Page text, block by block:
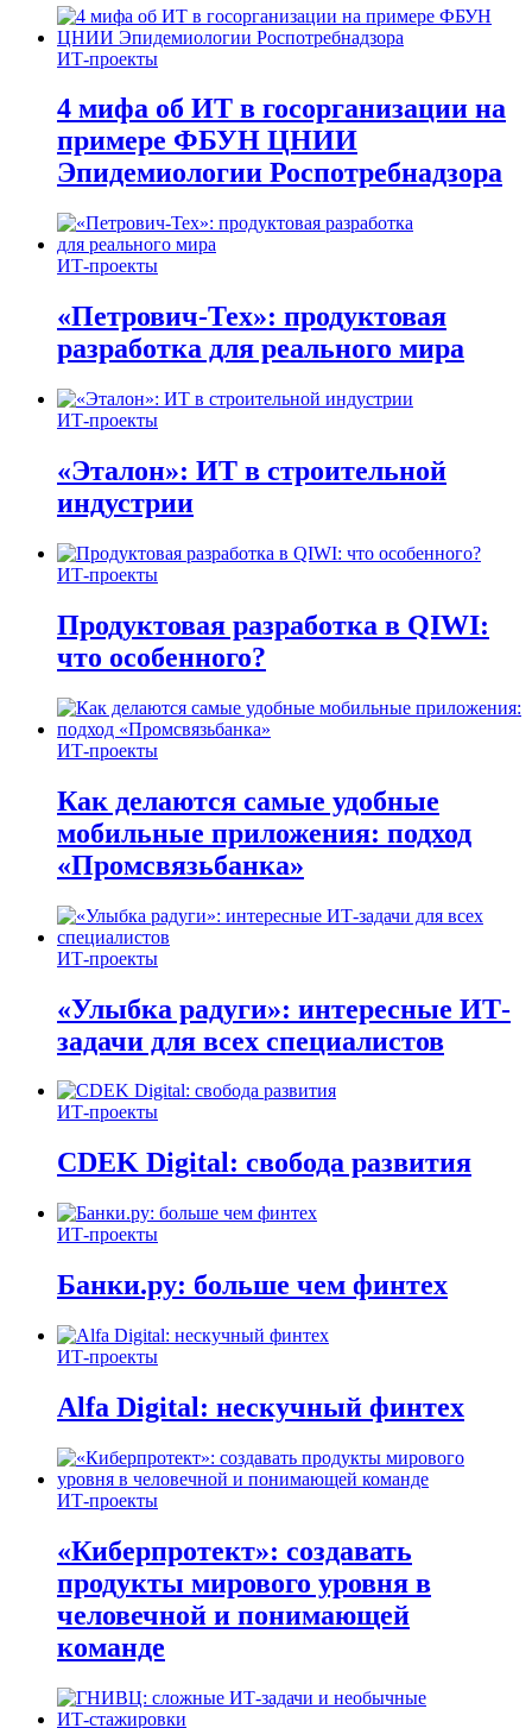
ИТ-проекты
4 мифа об ИТ в госорганизации на
примере ФБУН ЦНИИ
Эпидемиологии Роспотребнадзора
ИТ-проекты
«Петрович-Тех»: продуктовая
разработка для реального мира
ИТ-проекты
«Эталон»: ИТ в строительной
индустрии
ИТ-проекты
Продуктовая разработка в QIWI:
что особенного?
ИТ-проекты
Как делаются самые удобные
мобильные приложения: подход
«Промсвязьбанка»
ИТ-проекты
«Улыбка радуги»: интересные ИТ-
задачи для всех специалистов
ИТ-проекты
CDEK Digital: свобода развития
ИТ-проекты
Банки.ру: больше чем финтех
ИТ-проекты
Alfa Digital: нескучный финтех
ИТ-проекты
«Киберпротект»: создавать
продукты мирового уровня в
человечной и понимающей
команде